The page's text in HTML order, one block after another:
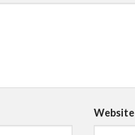
Website